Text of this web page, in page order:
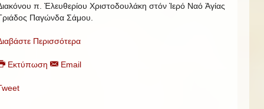
π. Ἐλευθερίου Χριστοδουλάκη στόν Ἱερό Ναό Ἁγίας
Παγώνδα Σάμου.
Περισσότερα
Εκτύπωση Email